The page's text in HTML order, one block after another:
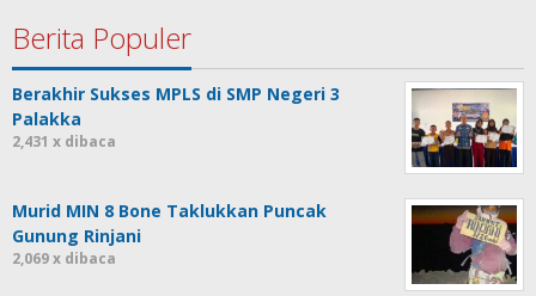
Berita Populer
Berakhir Sukses MPLS di SMP Negeri 3
Palakka
2,431 x dibaca
Murid MIN 8 Bone Taklukkan Puncak
Gunung Rinjani
2,069 x dibaca